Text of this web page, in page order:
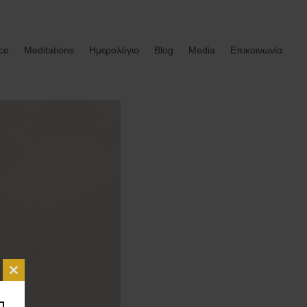
Meditations Ημερολόγιο Blog Media Επικοινωνία
Close this module